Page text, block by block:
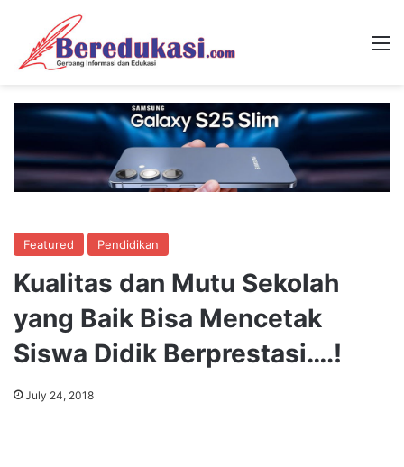
Featured Pendidikan
Kualitas dan Mutu Sekolah
yang Baik Bisa Mencetak
Siswa Didik Berprestasi….!
July 24, 2018